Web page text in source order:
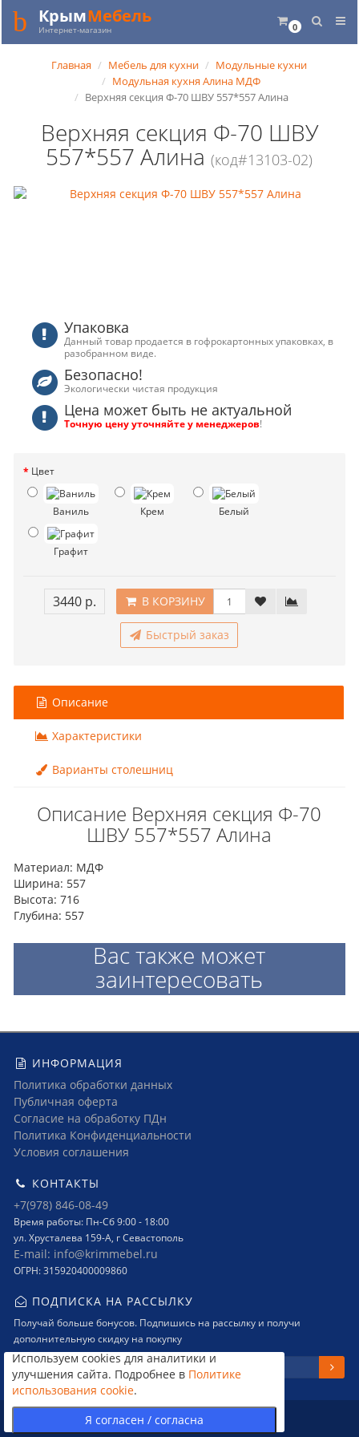
0
КрымМебель
Интернет-магазин
Главная Мебель для кухни
Модульные кухни
Модульная кухня Алина МДФ
Верхняя секция Ф-70 ШВУ 557*557 Алина
Верхняя секция Ф-70 ШВУ
557*557 Алина(код#13103-02)
Упаковка
Данный товар продается в гофрокартонных упаковках, в
разобранном виде.
Безопасно!
Экологически чистая продукция
Цена может быть не актуальной
Точную цену уточняйте у менеджеров!
Цвет
Ваниль Крем Белый
Графит
3440 р. В КОРЗИНУ
Быстрый заказ
Описание
Характеристики
Варианты столешниц
Описание Верхняя секция Ф-70
ШВУ 557*557 Алина
Материал: МДФ
Ширина: 557
Высота: 716
Глубина: 557
Вас также может
заинтересовать
Используем cookies для аналитики и
улучшения сайта. Подробнее в Политике
использования cookie.
ИНФОРМАЦИЯ
Политика обработки данных
Публичная оферта
Согласие на обработку ПДн
Политика Конфиденциальности
Условия соглашения
КОНТАКТЫ
+7(978) 846-08-49
Время работы: Пн-Сб 9:00 - 18:00
ул. Хрусталева 159-А, г Севастополь
E-mail: info@krimmebel.ru
ОГРН: 315920400009860
ПОДПИСКА НА РАССЫЛКУ
Получай больше бонусов. Подпишись на рассылку и получи
дополнительную скидку на покупку